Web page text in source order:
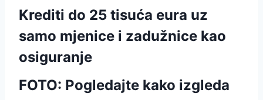
Krediti do 25 tisuća eura uz
samo mjenice i zadužnice kao
osiguranje
FOTO: Pogledajte kako izgleda